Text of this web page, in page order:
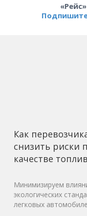
Как
снизить риски
качестве
Минимизируем
экологических
легковых